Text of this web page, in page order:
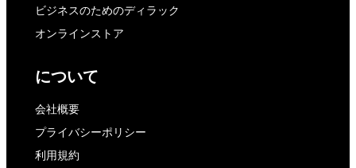
ビジネスのためのディラック
オンラインストア
について
会社概要
プライバシーポリシー
利用規約